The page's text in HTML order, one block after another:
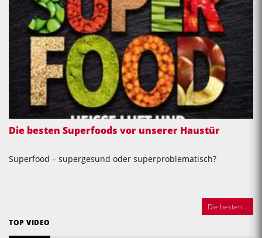
Die besten Superfoods vor unserer Haustür
Superfood – supergesund oder superproblematisch?
Die besten...
TOP VIDEO